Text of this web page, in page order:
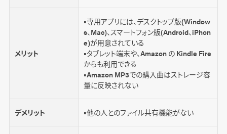
メリット
■専用アプリには、デスクトップ版(Window
s、Mac)、スマートフォン版(Android、iPhon
e)が用意されている
■タブレット端末や、Amazon の Kindle Fire
からも利用できる
■Amazon MP3での購入曲はストレージ容
量に反映されない
デメリット ■他の人とのファイル共有機能がない